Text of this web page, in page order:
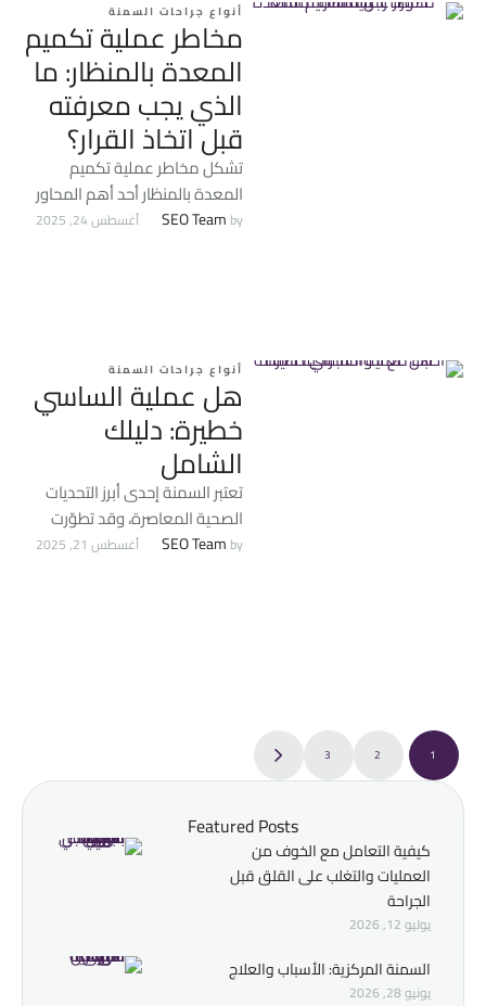
أنواع جراحات السمنة
مخاطر عملية تكميم
المعدة بالمنظار: ما
الذي يجب معرفته
قبل اتخاذ القرار؟
تشكل مخاطر عملية تكميم
المعدة بالمنظار أحد أهم المحاور
التي يجب على أي شخص يفكر في
by
SEO Team أغسطس 24, 2025
أنواع جراحات السمنة
هل عملية الساسي
خطيرة: دليلك
الشامل
تعتبر السمنة إحدى أبرز التحديات
الصحية المعاصرة، وقد تطوّرت
على مدى العقود الماضية
by
SEO Team أغسطس 21, 2025
1
2
3
Featured Posts
كيفية التعامل مع الخوف من
العمليات والتغلب على القلق قبل
الجراحة
يوليو 12, 2026
السمنة المركزية: الأسباب والعلاج
يونيو 28, 2026